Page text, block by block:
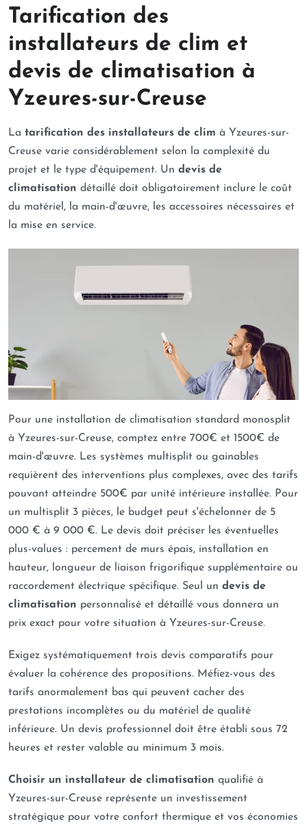
Tarification des
installateurs de clim et
devis de climatisation à
Yzeures-sur-Creuse
La tarification des installateurs de clim à Yzeures-sur-
Creuse varie considérablement selon la complexité du
projet et le type d'équipement. Un devis de
climatisation détaillé doit obligatoirement inclure le coût
du matériel, la main-d'œuvre, les accessoires nécessaires et
la mise en service.
Pour une installation de climatisation standard monosplit
à Yzeures-sur-Creuse, comptez entre 700€ et 1500€ de
main-d'œuvre. Les systèmes multisplit ou gainables
requièrent des interventions plus complexes, avec des tarifs
pouvant atteindre 500€ par unité intérieure installée. Pour
un multisplit 3 pièces, le budget peut s'échelonner de 5
000 € à 9 000 €. Le devis doit préciser les éventuelles
plus-values : percement de murs épais, installation en
hauteur, longueur de liaison frigorifique supplémentaire ou
raccordement électrique spécifique. Seul un devis de
climatisation personnalisé et détaillé vous donnera un
prix exact pour votre situation à Yzeures-sur-Creuse.
Exigez systématiquement trois devis comparatifs pour
évaluer la cohérence des propositions. Méfiez-vous des
tarifs anormalement bas qui peuvent cacher des
prestations incomplètes ou du matériel de qualité
inférieure. Un devis professionnel doit être établi sous 72
heures et rester valable au minimum 3 mois.
Choisir un installateur de climatisation qualifié à
Yzeures-sur-Creuse représente un investissement
stratégique pour votre confort thermique et vos économies